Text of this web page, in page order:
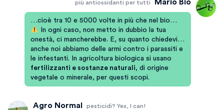
Mario Bio
più antiossidanti per tutti
…cioè tra 10 e 5000 volte in più che nel bio…
In ogni caso, non metto in dubbio la tua
onestà, ci mancherebbe. E, su quanto chiedevi…
anche noi abbiamo delle armi contro i parassiti e
le infestanti. In agricoltura biologica si usano
fertilizzanti e sostanze naturali, di origine
vegetale o minerale, per questi scopi.
Agro Normal pesticidi? Yes, I can!